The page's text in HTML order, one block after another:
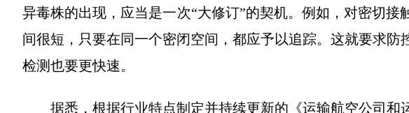
异毒株的出现，应当是一次“大修订”的契机。例如，对密切
间很短，只要在同一个密闭空间，都应予以追踪。这就要求防
检测也要更快速。
据悉，根据行业特点制定并持续更新的《运输航空公司和